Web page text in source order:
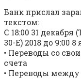
Банк прислал
текстом:
С 18:00 31
30-Е) 2018 до 9:00
• Переводы со
счета
• Переводы